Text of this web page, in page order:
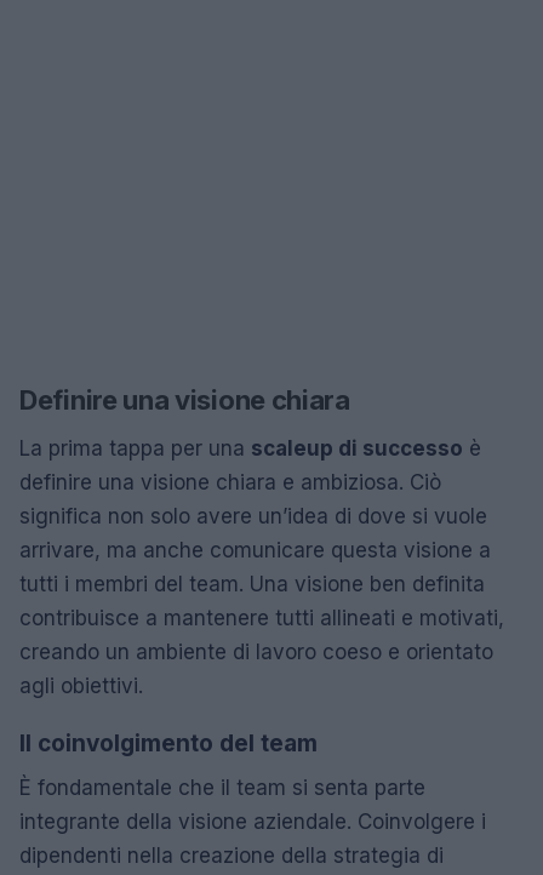
Definire una visione chiara
La prima tappa per una scaleup di successo è
definire una visione chiara e ambiziosa. Ciò
significa non solo avere un’idea di dove si vuole
arrivare, ma anche comunicare questa visione a
tutti i membri del team. Una visione ben definita
contribuisce a mantenere tutti allineati e motivati,
creando un ambiente di lavoro coeso e orientato
agli obiettivi.
Il coinvolgimento del team
È fondamentale che il team si senta parte
integrante della visione aziendale. Coinvolgere i
dipendenti nella creazione della strategia di